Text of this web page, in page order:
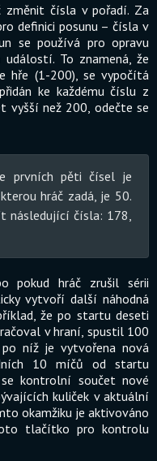
změnit čísla v pořadí. Za
definici posunu – čísla v
se používá pro opravu
To znamená, že
hře (1-200), se vypočítá
ke každému číslu z
vyšší než 200, odečte se
prvních pěti čísel je
hráč zadá, je 50.
následující čísla: 178,
pokud hráč zrušil sérii
vytvoří další náhodná
že po startu deseti
v hraní, spustil 100
po níž je vytvořena nová
10 míčů od startu
kontrolní součet nové
kuliček v aktuální
okamžiku je aktivováno
tlačítko pro kontrolu